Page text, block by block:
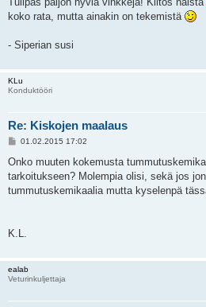
t
koko rata, mutta ainakin on tekemistä
- Siperian susi
KLu
Konduktööri
Re: Kiskojen maalaus
V
e
t
i
01.02.2015 17:02
Onko muuten kokemusta
tarkoitukseen? Molempia olisi, sekä jos
tummutuskemikaalia mutta kyselenpä
K.L.
ealab
Veturinkuljettaja